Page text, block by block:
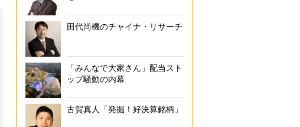
田代尚機のチャイナ・リサーチ
「みんなで大家さん」配当スト
ップ騒動の内幕
古賀真人「発掘！好決算銘柄」